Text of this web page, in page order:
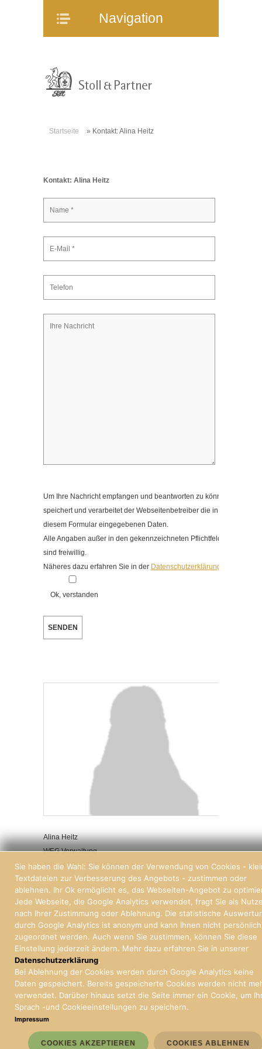
Navigation
Navigation
Mitarbeiter
Online-Service
Stellenangebote
Impressum
Cookieeinstellungen ändern
Startseite » Kontakt: Alina Heitz
Kontakt: Alina Heitz
Um Ihre Nachricht empfangen und beantworten zu können,
speichert und verarbeitet der Webseitenbetreiber die in
diesem Formular eingegebenen Daten.
Alle Angaben außer in den gekennzeichneten Pflichtfeldern
sind freiwillig.
Näheres dazu erfahren Sie in der Datenschutzerklärung
Ok, verstanden
Alina Heitz
WEG Verwaltung
Tel.: +49 761 388 409 42
© 2026 | Stoll und Partner, Immobilien und Hausverwaltung Freiburg
Sie haben die Wahl: Sie können der Verwendung von Cookies -
Textdateien zur Verbesserung des Angebots - zustimmen oder
ablehnen. Ihr Ok ermöglicht es, das Webseiten-Angebot zu
Jede Webseite, die Google Analytics verwendet, fragt Sie als
nach Ihrer Zustimmung oder Ablehnung. Die statistische
durch Google Analytics ist anonym und kann Ihnen nicht persönlich
zugeordnet werden. Auch wenn Sie zustimmen, können Sie diese
Einstellung jederzeit ändern. Mehr dazu erfahren Sie in unserer
Datenschutzerklärung.
Bei Ablehnung der Cookies werden durch Google Analytics keine
Daten gespeichert. Bereits gespeicherte Cookies werden nicht
verwendet. Darüber hinaus setzt die Seite immer ein Cookie, um
Sprach -und Cookieeinstellungen zu speichern.
Impressum
COOKIES AKZEPTIEREN COOKIES ABLEHNEN